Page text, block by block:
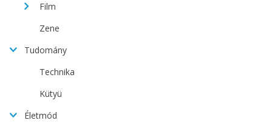
Film
Zene
Tudomány
Technika
Kütyü
Életmód